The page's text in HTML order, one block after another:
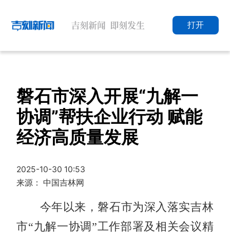
打开
磐石市深入开展“九解一
协调”帮扶企业行动 赋能
经济高质量发展
2025-10-30 10:53
来源： 中国吉林网
今年以来，磐石市为深入落实吉林
市“九解一协调”工作部署及相关会议精